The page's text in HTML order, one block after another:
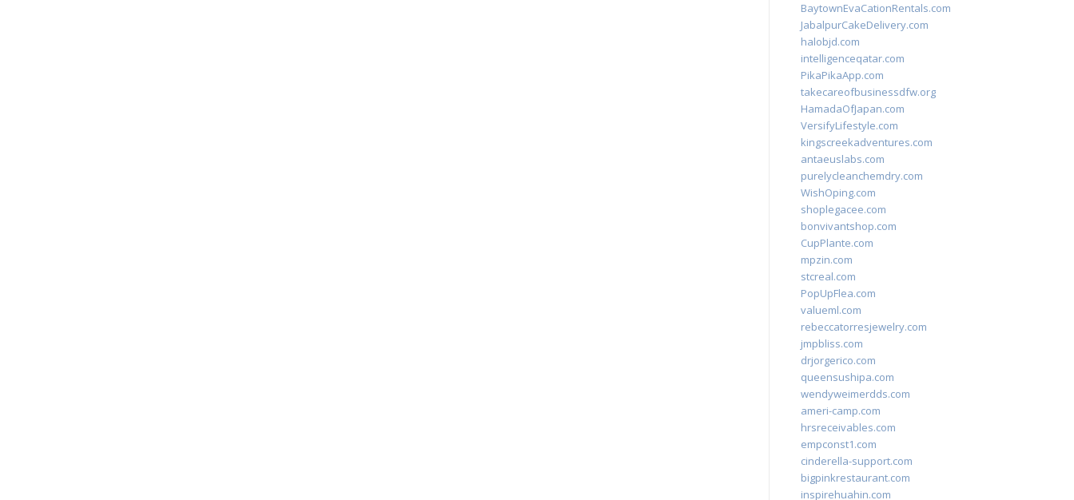
BaytownEvaCationRentals.com
JabalpurCakeDelivery.com
halobjd.com
intelligenceqatar.com
PikaPikaApp.com
takecareofbusinessdfw.org
HamadaOfJapan.com
VersifyLifestyle.com
kingscreekadventures.com
antaeuslabs.com
purelycleanchemdry.com
WishOping.com
shoplegacee.com
bonvivantshop.com
CupPlante.com
mpzin.com
stcreal.com
PopUpFlea.com
valueml.com
rebeccatorresjewelry.com
jmpbliss.com
drjorgerico.com
queensushipa.com
wendyweimerdds.com
ameri-camp.com
hrsreceivables.com
empconst1.com
cinderella-support.com
bigpinkrestaurant.com
inspirehuahin.com